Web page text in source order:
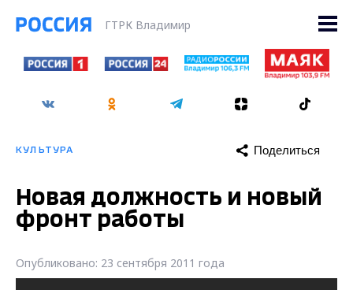
ГТРК Владимир
КУЛЬТУРА Поделиться
Новая должность и новый
фронт работы
Опубликовано: 23 сентября 2011 года